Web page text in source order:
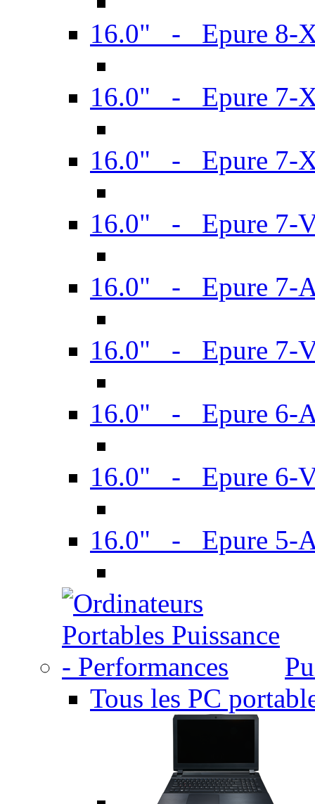
16.0" - Epure 8-
16.0" - Epure 7-
16.0" - Epure 7-
16.0" - Epure 7-
16.0" - Epure 7-
16.0" - Epure 7-
16.0" - Epure 6-
16.0" - Epure 6-
16.0" - Epure 5-
Tous les PC